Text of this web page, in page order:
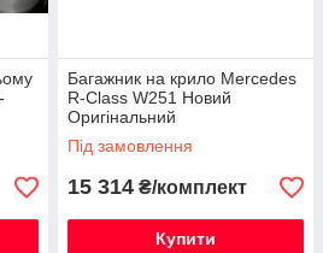
Багажник на крило Mercedes
R-Class W251 Новий
Оригінальний
Під замовлення
15 314 ₴/комплект
Купити